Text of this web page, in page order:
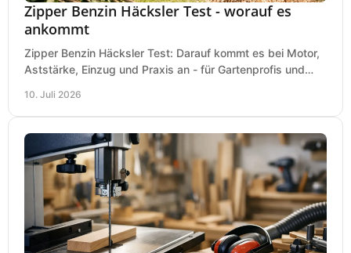
Zipper Benzin Häcksler Test - worauf es
ankommt
Zipper Benzin Häcksler Test: Darauf kommt es bei Motor,
Aststärke, Einzug und Praxis an - für Gartenprofis und
10. Juli 2026